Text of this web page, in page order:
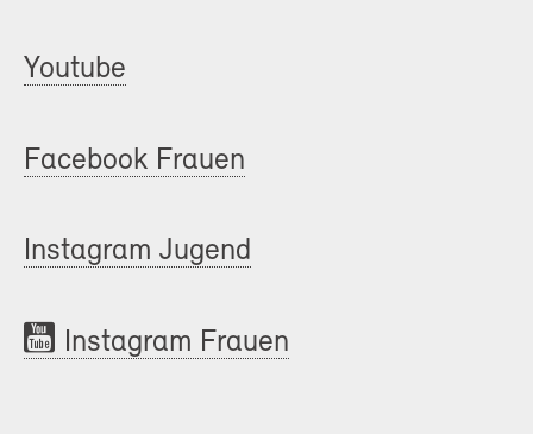
Youtube
Facebook Frauen
Instagram Jugend
Instagram Frauen